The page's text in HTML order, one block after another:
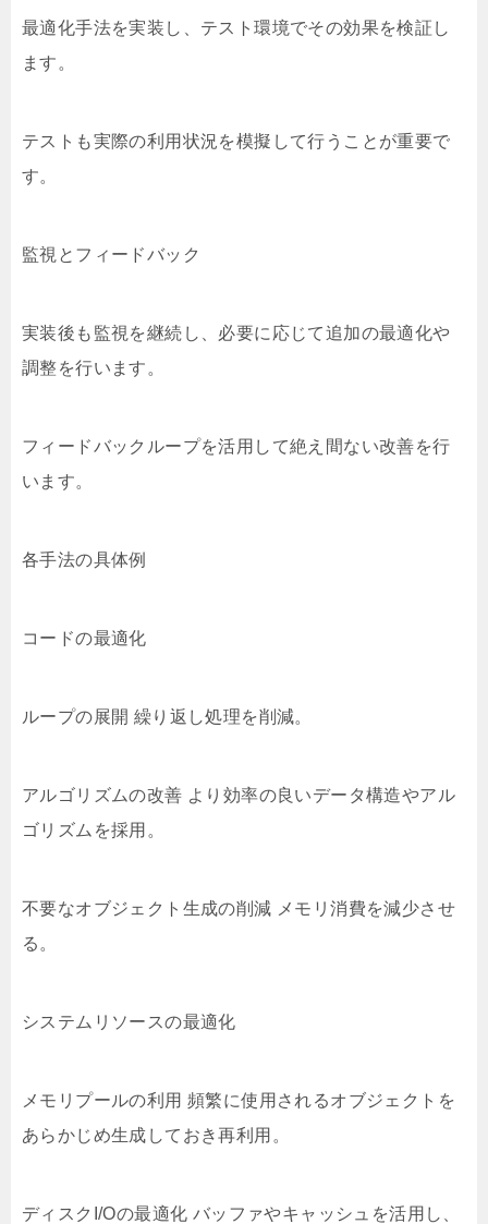
最適化手法を実装し、テスト環境でその効果を検証し
ます。
テストも実際の利用状況を模擬して行うことが重要で
す。
監視とフィードバック
実装後も監視を継続し、必要に応じて追加の最適化や
調整を行います。
フィードバックループを活用して絶え間ない改善を行
います。
各手法の具体例
コードの最適化
ループの展開 繰り返し処理を削減。
アルゴリズムの改善 より効率の良いデータ構造やアル
ゴリズムを採用。
不要なオブジェクト生成の削減 メモリ消費を減少させ
る。
システムリソースの最適化
メモリプールの利用 頻繁に使用されるオブジェクトを
あらかじめ生成しておき再利用。
ディスクI/Oの最適化 バッファやキャッシュを活用し、